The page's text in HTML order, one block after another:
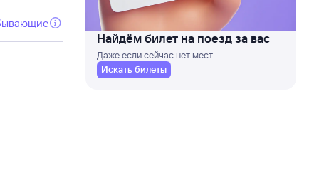
Найдём билет на поезд за вас
Даже если сейчас нет мест
Искать билеты